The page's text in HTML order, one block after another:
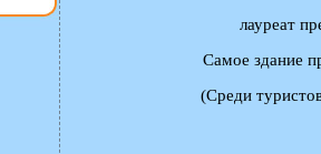
лауреат
Самое здание
(Среди